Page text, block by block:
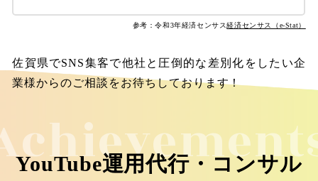
参考：令和3年経済センサス経済センサス（e-Stat）
佐賀県でSNS集客で他社と圧倒的な差別化をしたい企
業様からのご相談をお待ちしております！
YouTube運用代行・コンサル